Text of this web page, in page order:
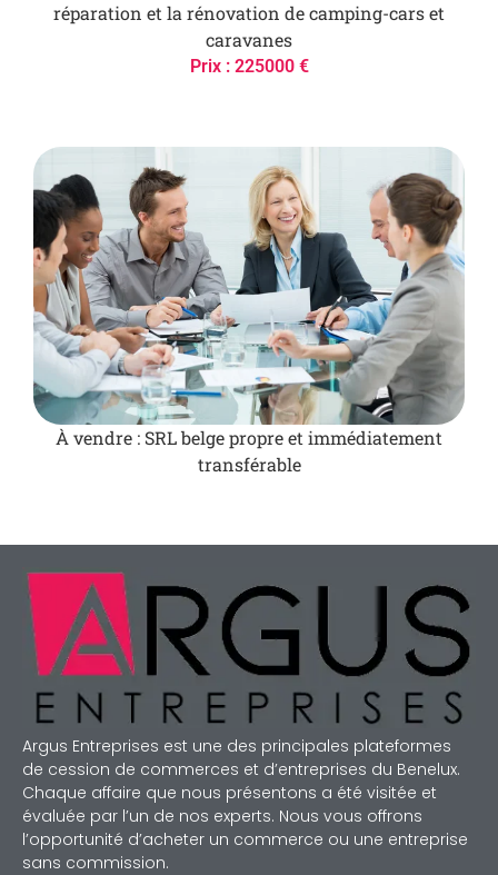
réparation et la rénovation de camping-cars et
caravanes
Prix : 225000 €
À vendre : SRL belge propre et immédiatement
transférable
Argus Entreprises est une des principales plateformes
de cession de commerces et d’entreprises du Benelux.
Chaque affaire que nous présentons a été visitée et
évaluée par l’un de nos experts. Nous vous offrons
l’opportunité d’acheter un commerce ou une entreprise
sans commission.